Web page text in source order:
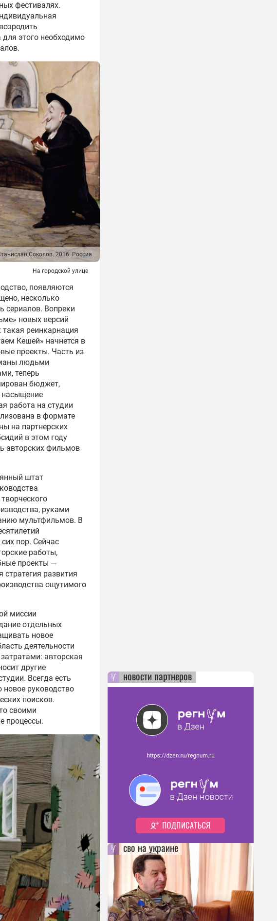
фестивалях.
этого необходимо
Соколов. 2016. Россия
На городской улице
появляются
несколько
сериалов. Вопреки
новых версий
реинкарнация
Кешей» начнется в
проекты. Часть из
людьми
теперь
бюджет,
насыщение
работа на студии
в формате
на партнерских
в этом году
авторских фильмов
штат
руками
мультфильмов. В
пор. Сейчас
работы,
проекты —
развития
ощутимого
миссии
отдельных
новое
деятельности
авторская
другие
Всегда есть
новое руководство
поисков.
своими
процессы.
новости партнеров
сво на украине